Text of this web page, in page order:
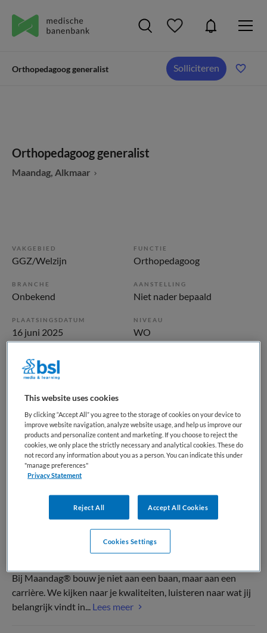
Orthopedagoog generalist Solliciteren
Orthopedagoog generalist
Maandag, Alkmaar
VAKGEBIED
GGZ/Welzijn
FUNCTIE
Orthopedagoog
BRANCHE
Onbekend
AANSTELLING
Niet nader bepaald
PLAATSINGSDATUM
16 juni 2025
NIVEAU
WO
Niet nader bepaald
Vacature niet beschikbaar
Deze vacature Orthopedagoog generalist bij Maandag is
niet meer actueel. Hieronder staan enkele vergelijkbare
vacatures die voor u wellicht interessant zijn.
Bij Maandag® bouw je niet aan een baan, maar aan een
carrière. We kijken naar je kwaliteiten, luisteren naar wat jij
belangrijk vindt in... Lees meer
This website uses cookies
By clicking “Accept All” you agree to the storage of cookies on your device to
improve website navigation, analyze website usage, and help us improve our
products and personalize content and marketing. If you choose to reject the
cookies, we only place the strictly necessary and analytical cookies. These do
not record any information about you as a person. You can indicate this under
"manage preferences"
Privacy Statement
Reject All Accept All Cookies
Cookies Settings